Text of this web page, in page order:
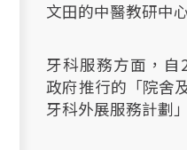
文田的中醫教研中
牙科服務方面，自
政府推行的「院舍
牙科外展服務計劃